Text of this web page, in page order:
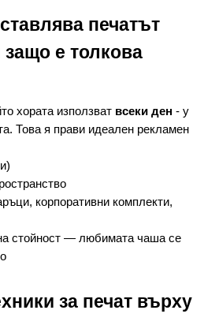
печатът
е толкова
хората използват всеки ден - у
Това я прави идеален рекламен
корпоративни комплекти,
стойност — любимата чаша се
за печат върху